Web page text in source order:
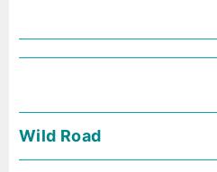
Wild Road